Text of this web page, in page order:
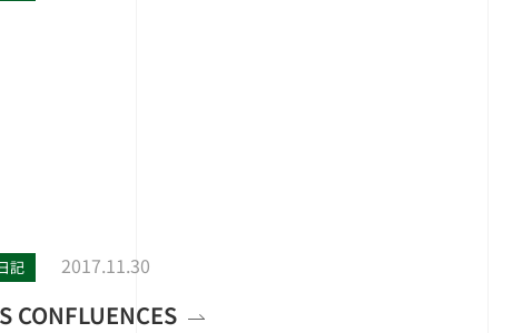
記 2017.11.30
CONFLUENCES